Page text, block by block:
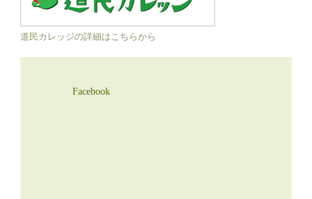
道民カレッジの詳細はこちらから
Facebook